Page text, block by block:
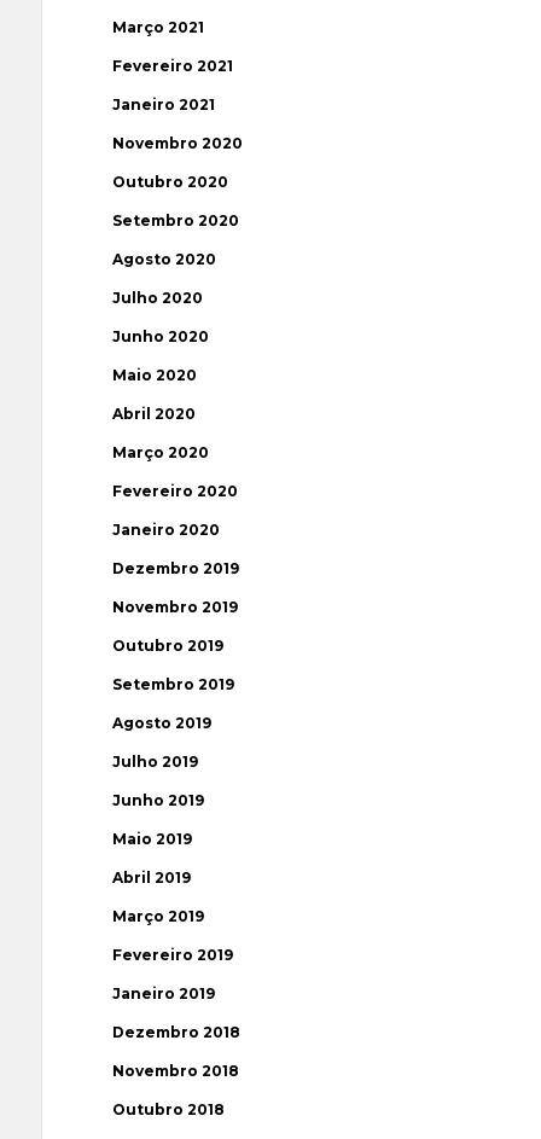
Março 2021
Fevereiro 2021
Janeiro 2021
Novembro 2020
Outubro 2020
Setembro 2020
Agosto 2020
Julho 2020
Junho 2020
Maio 2020
Abril 2020
Março 2020
Fevereiro 2020
Janeiro 2020
Dezembro 2019
Novembro 2019
Outubro 2019
Setembro 2019
Agosto 2019
Julho 2019
Junho 2019
Maio 2019
Abril 2019
Março 2019
Fevereiro 2019
Janeiro 2019
Dezembro 2018
Novembro 2018
Outubro 2018